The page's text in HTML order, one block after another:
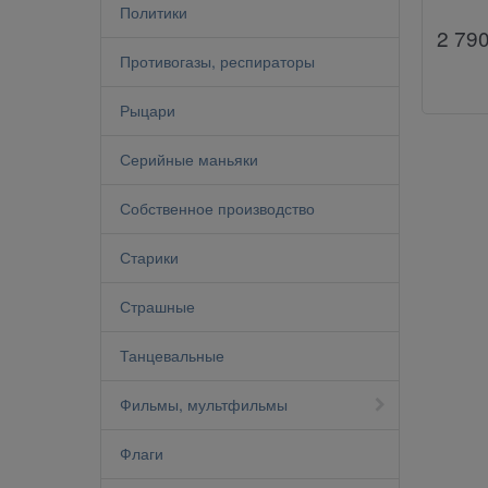
Политики
Противогазы, респираторы
Рыцари
Серийные маньяки
Собственное производство
Старики
Страшные
Танцевальные
Фильмы, мультфильмы
Флаги
2 790